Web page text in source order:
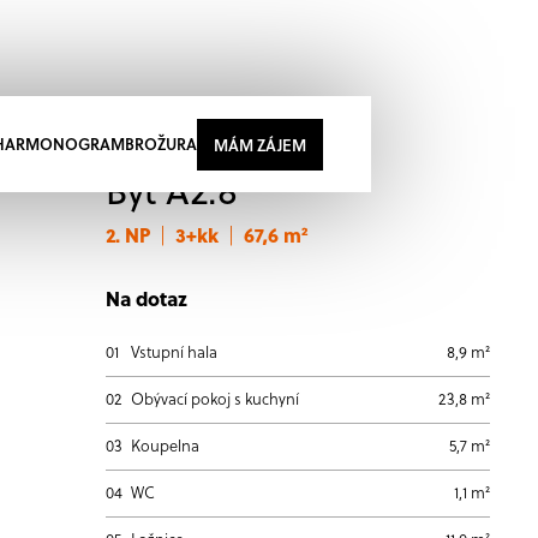
BROŽURA MÁM ZÁJEM
Byt A2.8
2. NP 3+kk 67,6 m²
Na dotaz
01 Vstupní hala 8,9 m²
02 Obývací pokoj s kuchyní 23,8 m²
03 Koupelna 5,7 m²
04 WC 1,1 m²